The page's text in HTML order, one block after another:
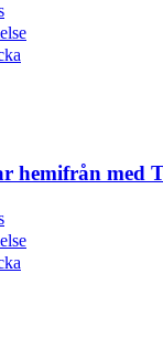
hemifrån med